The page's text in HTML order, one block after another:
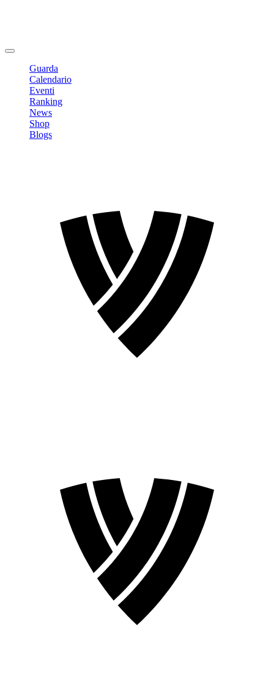
Guarda
Calendario
Eventi
Ranking
News
Shop
Blogs